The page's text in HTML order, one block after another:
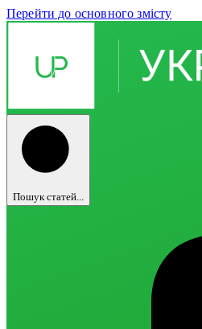
Перейти до основного змісту
Пошук статей...